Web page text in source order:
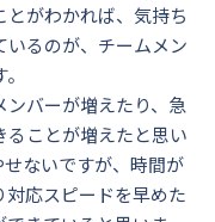
がわかれば、気持ち
いるのが、チームメン
バーが増えたり、急
ることが増えたと思い
ないですが、時間が
応スピードを早めた